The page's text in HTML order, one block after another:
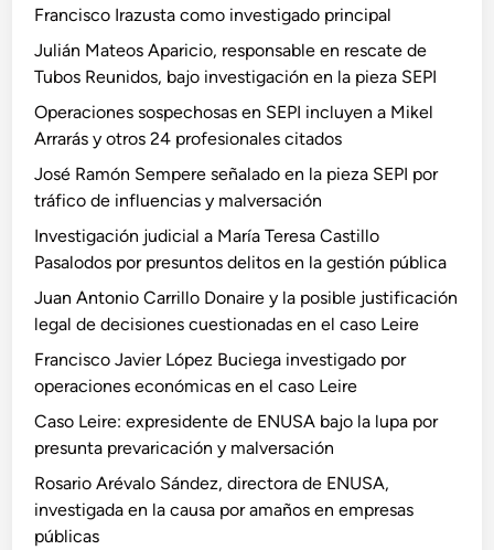
Francisco Irazusta como investigado principal
Julián Mateos Aparicio, responsable en rescate de
Tubos Reunidos, bajo investigación en la pieza SEPI
Operaciones sospechosas en SEPI incluyen a Mikel
Arrarás y otros 24 profesionales citados
José Ramón Sempere señalado en la pieza SEPI por
tráfico de influencias y malversación
Investigación judicial a María Teresa Castillo
Pasalodos por presuntos delitos en la gestión pública
Juan Antonio Carrillo Donaire y la posible justificación
legal de decisiones cuestionadas en el caso Leire
Francisco Javier López Buciega investigado por
operaciones económicas en el caso Leire
Caso Leire: expresidente de ENUSA bajo la lupa por
presunta prevaricación y malversación
Rosario Arévalo Sández, directora de ENUSA,
investigada en la causa por amaños en empresas
públicas